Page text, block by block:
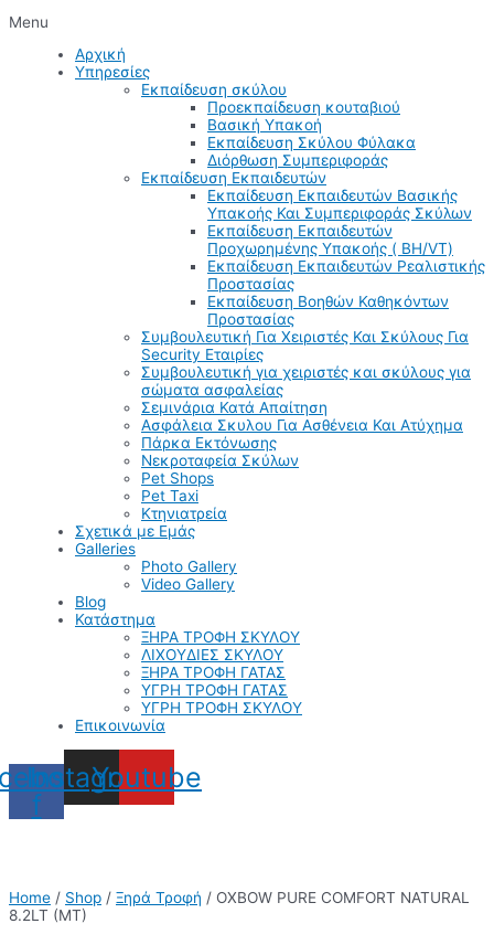
Menu
Αρχική
Υπηρεσίες
Εκπαίδευση σκύλου
Προεκπαίδευση κουταβιού
Βασική Υπακοή
Εκπαίδευση Σκύλου Φύλακα
Διόρθωση Συμπεριφοράς
Εκπαίδευση Εκπαιδευτών
Εκπαίδευση Εκπαιδευτών Βασικής
Υπακοής Και Συμπεριφοράς Σκύλων
Εκπαίδευση Εκπαιδευτών
Προχωρημένης Υπακοής ( BH/VT)
Εκπαίδευση Εκπαιδευτών Ρεαλιστικής
Προστασίας
Εκπαίδευση Βοηθών Καθηκόντων
Προστασίας
Συμβουλευτική Για Χειριστές Και Σκύλους Για
Security Εταιρίες
Συμβουλευτική για χειριστές και σκύλους για
σώματα ασφαλείας
Σεμινάρια Κατά Απαίτηση
Ασφάλεια Σκυλου Για Ασθένεια Και Ατύχημα
Πάρκα Εκτόνωσης
Νεκροταφεία Σκύλων
Pet Shops
Pet Taxi
Κτηνιατρεία
Σχετικά με Εμάς
Galleries
Photo Gallery
Video Gallery
Blog
Κατάστημα
ΞΗΡΑ ΤΡΟΦΗ ΣΚΥΛΟΥ
ΛΙΧΟΥΔΙΕΣ ΣΚΥΛΟΥ
ΞΗΡΑ ΤΡΟΦΗ ΓΑΤΑΣ
ΥΓΡΗ ΤΡΟΦΗ ΓΑΤΑΣ
ΥΓΡΗ ΤΡΟΦΗ ΣΚΥΛΟΥ
Επικοινωνία
f
Instagram
Youtube
Home / Shop / Ξηρά Τροφή / OXBOW PURE COMFORT NATURAL
8.2LT (MT)